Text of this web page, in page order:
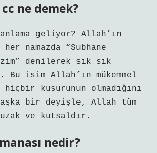
ne demek?
geliyor? Allah’ın
namazda “Subhane
denilerek sık sık
isim Allah’ın mükemmel
hiçbir kusurunun olmadığını
bir deyişle, Allah tüm
ve kutsaldır.
nedir?